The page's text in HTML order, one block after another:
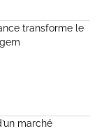
transforme le
marché